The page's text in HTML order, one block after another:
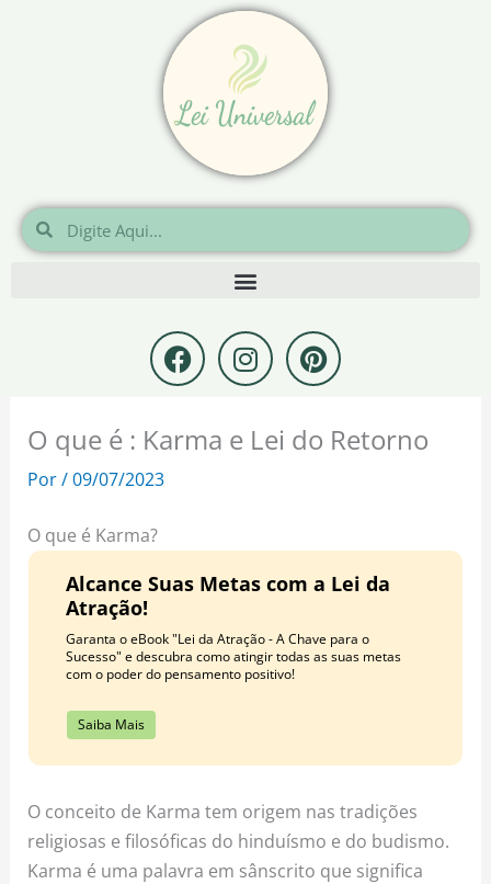
Pesquisar
Pesquisar
F
a
c
e
b
I
n
s
t
a
m
P
i
n
t
e
t
O que é : Karma e Lei do Retorno
Por/09/07/2023
O que é Karma?
Alcance Suas Metas com a Lei da
Atração!
Garanta o eBook "Lei da Atração - A Chave para o
Sucesso" e descubra como atingir todas as suas metas
com o poder do pensamento positivo!
Saiba Mais
O conceito de Karma tem origem nas tradições
religiosas e filosóficas do hinduísmo e do budismo.
Karma é uma palavra em sânscrito que significa